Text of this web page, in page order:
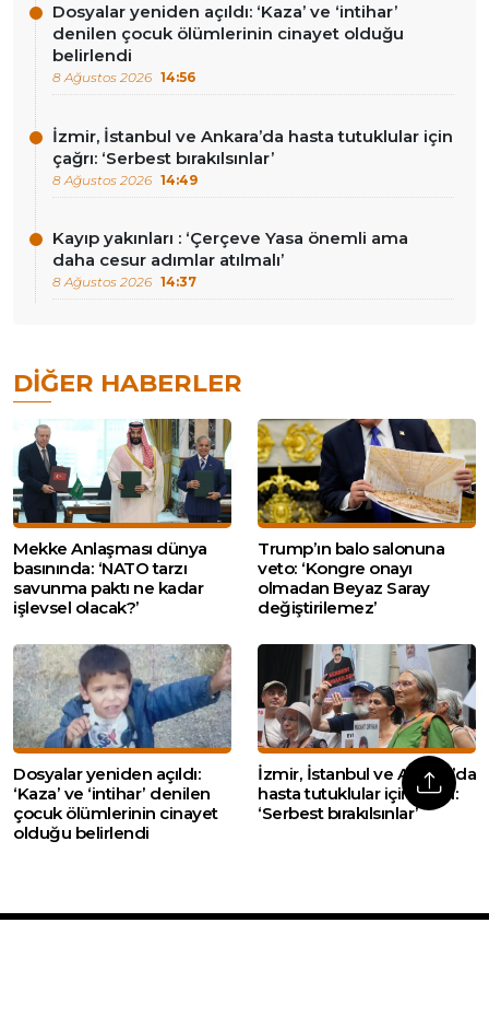
Dosyalar yeniden açıldı: ‘Kaza’ ve ‘intihar’
denilen çocuk ölümlerinin cinayet olduğu
belirlendi
8 Ağustos 2026 14:56
İzmir, İstanbul ve Ankara’da hasta tutuklular için
çağrı: ‘Serbest bırakılsınlar’
8 Ağustos 2026 14:49
Kayıp yakınları : ‘Çerçeve Yasa önemli ama
daha cesur adımlar atılmalı’
8 Ağustos 2026 14:37
DIĞER HABERLER
Mekke Anlaşması dünya
basınında: ‘NATO tarzı
savunma paktı ne kadar
işlevsel olacak?’
Trump’ın balo salonuna
veto: ‘Kongre onayı
olmadan Beyaz Saray
değiştirilemez’
Dosyalar yeniden açıldı:
‘Kaza’ ve ‘intihar’ denilen
çocuk ölümlerinin cinayet
olduğu belirlendi
İzmir, İstanbul ve Ankara’da
hasta tutuklular için çağrı:
‘Serbest bırakılsınlar’